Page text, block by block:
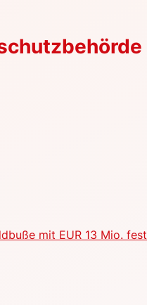
mit EUR 13 Mio. fest